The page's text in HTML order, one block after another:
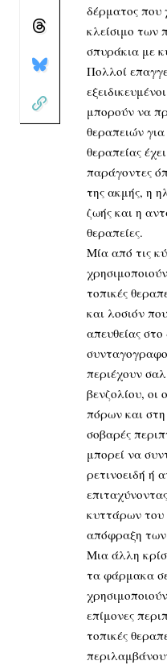
δέρματος που
κλείσιμο των
σπυράκια με
Πολλοί
μπορούν να
θεραπειών
θεραπείας
παράγοντες
της ακμής, η
ζωής και η
θεραπείες.
Μία από τις
τοπικές
και λοσιόν
απευθείας
περιέχουν
βενζολίου, οι
πόρων και
σοβαρές
μπορεί να
ρετινοειδή ή
κυττάρων του
απόφραξη των
Μια άλλη
τα φάρμακα
επίμονες
τοπικές